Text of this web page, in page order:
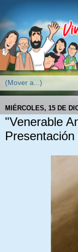
MIÉRCOLES, 15 DE
"Venerable